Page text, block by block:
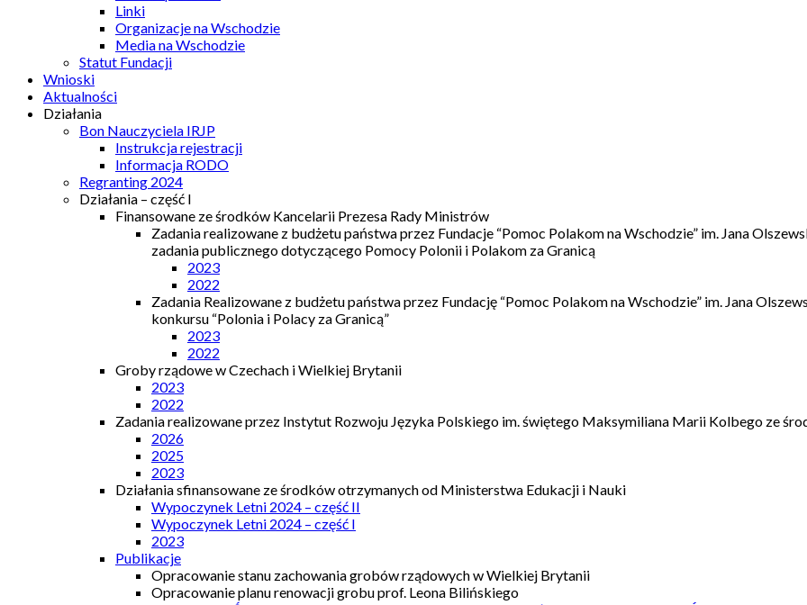
Linki
Organizacje na Wschodzie
Media na Wschodzie
Statut Fundacji
Wnioski
Aktualności
Działania
Bon Nauczyciela IRJP
Instrukcja rejestracji
Informacja RODO
Regranting 2024
Działania – część I
Finansowane ze środków Kancelarii Prezesa Rady Ministrów
Zadania realizowane z budżetu państwa przez Fundacje “Pomoc Polakom na Wschodzie” im. Jana
zadania publicznego dotyczącego Pomocy Polonii i Polakom za Granicą
2023
2022
Zadania Realizowane z budżetu państwa przez Fundację “Pomoc Polakom na Wschodzie” im. Jana
konkursu “Polonia i Polacy za Granicą”
2023
2022
Groby rządowe w Czechach i Wielkiej Brytanii
2023
2022
Zadania realizowane przez Instytut Rozwoju Języka Polskiego im. świętego Maksymiliana Marii Kolbego ze
2026
2025
2023
Działania sfinansowane ze środków otrzymanych od Ministerstwa Edukacji i Nauki
Wypoczynek Letni 2024 – część II
Wypoczynek Letni 2024 – część I
2023
Publikacje
Opracowanie stanu zachowania grobów rządowych w Wielkiej Brytanii
Opracowanie planu renowacji grobu prof. Leona Bilińskiego